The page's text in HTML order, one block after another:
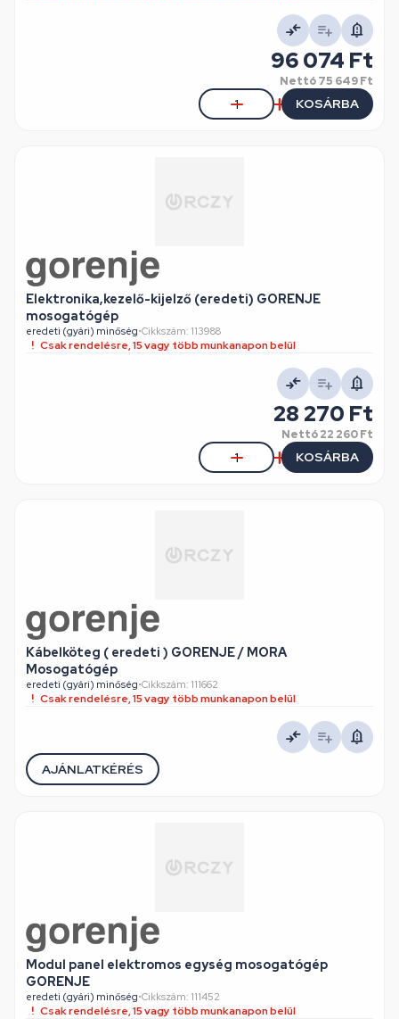
96 074 Ft
Nettó75 649 Ft
KOSÁRBA
Elektronika,kezelő-kijelző (eredeti) GORENJE
mosogatógép
eredeti (gyári) minőség•Cikkszám: 113988
Csak rendelésre, 15 vagy több munkanapon belül
28 270 Ft
Nettó22 260 Ft
KOSÁRBA
Kábelköteg ( eredeti ) GORENJE / MORA
Mosogatógép
eredeti (gyári) minőség•Cikkszám: 111662
Csak rendelésre, 15 vagy több munkanapon belül
AJÁNLATKÉRÉS
Modul panel elektromos egység mosogatógép
GORENJE
eredeti (gyári) minőség•Cikkszám: 111452
Csak rendelésre, 15 vagy több munkanapon belül